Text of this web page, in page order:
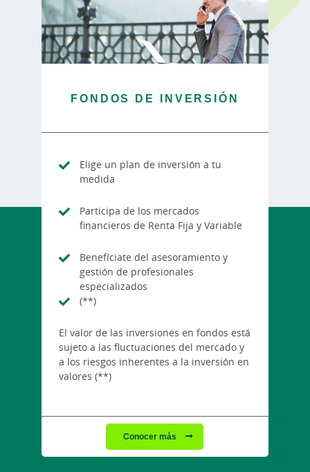
FONDOS DE INVERSIÓN
Elige un plan de inversión a tu
medida
Participa de los mercados
financieros de Renta Fija y Variable
Benefíciate del asesoramiento y
gestión de profesionales
especializados
(**)
El valor de las inversiones en fondos está
sujeto a las fluctuaciones del mercado y
a los riesgos inherentes a la inversión en
valores (**)
Conocer más